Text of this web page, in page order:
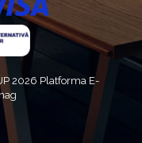
2026 Platforma E-